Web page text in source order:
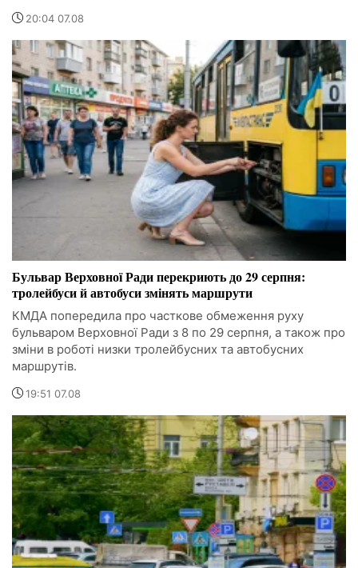
20:04 07.08
Бульвар Верховної Ради перекриють до 29 серпня:
тролейбуси й автобуси змінять маршрути
КМДА попередила про часткове обмеження руху
бульваром Верховної Ради з 8 по 29 серпня, а також про
зміни в роботі низки тролейбусних та автобусних
маршрутів.
19:51 07.08